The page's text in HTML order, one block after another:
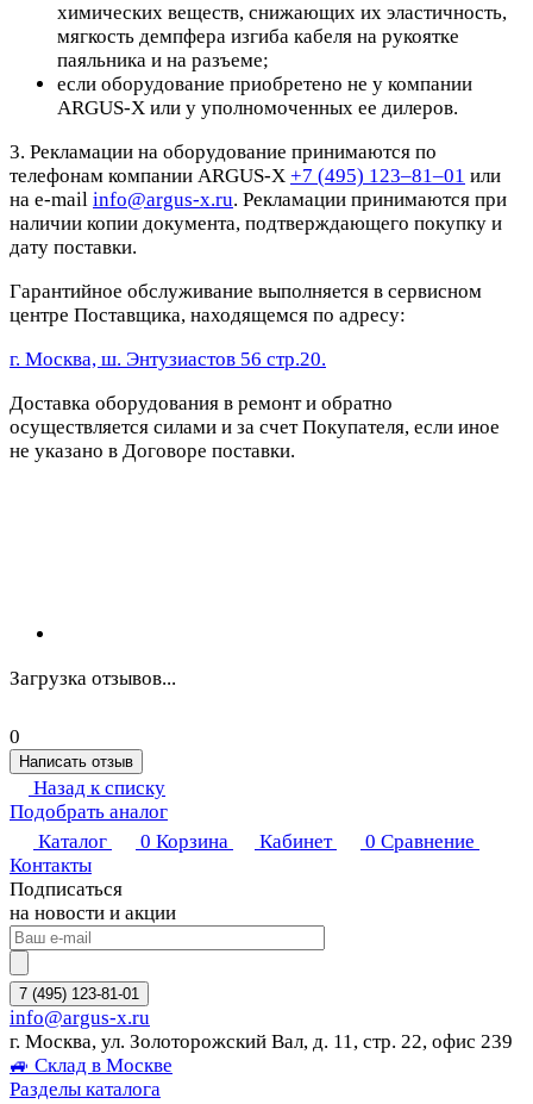
химических веществ, снижающих их эластичность,
мягкость демпфера изгиба кабеля на рукоятке
паяльника и на разъеме;
если оборудование приобретено не у компании
ARGUS-X или у уполномоченных ее дилеров.
3. Рекламации на оборудование принимаются по
телефонам компании ARGUS-X +7 (495) 123–81–01 или
на e-mail info@argus-x.ru. Рекламации принимаются при
наличии копии документа, подтверждающего покупку и
дату поставки.
Гарантийное обслуживание выполняется в сервисном
центре Поставщика, находящемся по адресу:
г. Москва, ш. Энтузиастов 56 стр.20.
Доставка оборудования в ремонт и обратно
осуществляется силами и за счет Покупателя, если иное
не указано в Договоре поставки.
Загрузка отзывов...
0
Написать отзыв
Назад к списку
Подобрать аналог
Каталог
0 Корзина Кабинет 0 Сравнение
Контакты
Подписаться
на новости и акции
7 (495) 123-81-01
info@argus-x.ru
г. Москва, ул. Золоторожский Вал, д. 11, стр. 22, офис 239
🚙 Склад в Москве
Разделы каталога